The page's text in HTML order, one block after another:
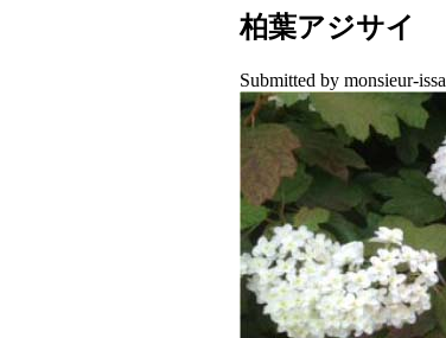
柏葉アジサイ
Submitted by monsieur-issa